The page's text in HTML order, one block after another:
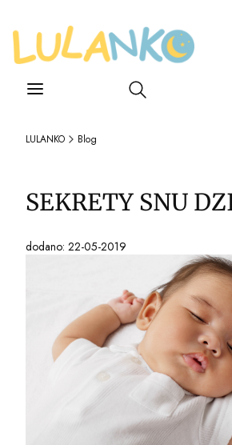
Otwórz
LULANKO Blog
SEKRETY SNU
dodano: 22-05-2019